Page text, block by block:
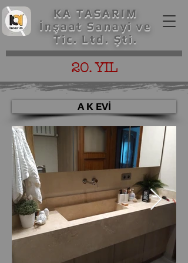
KA TASARIM
İnşaat Sanayi ve
Tic. Ltd. Şti.
20. YIL
A K EVİ